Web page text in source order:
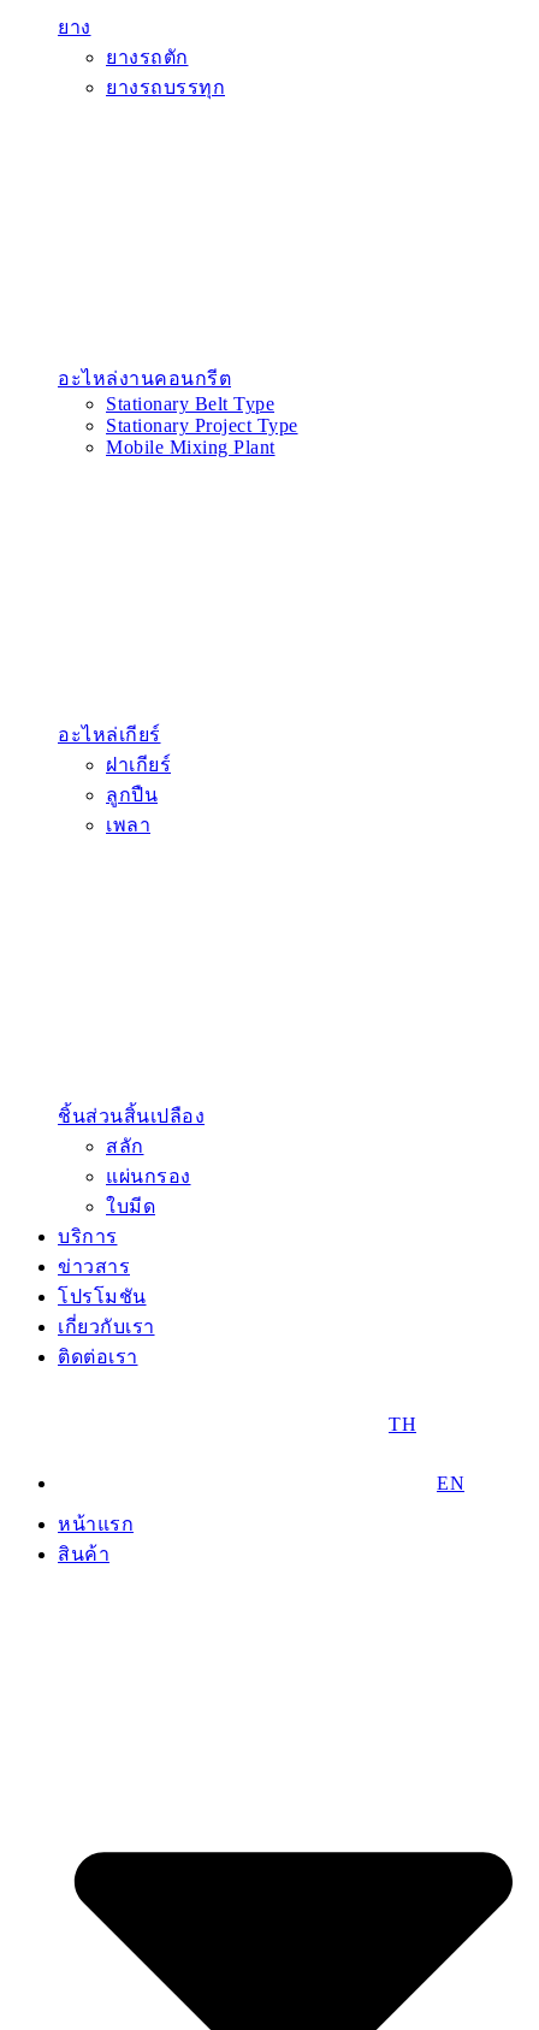
ยาง
ยางรถตัก
ยางรถบรรทุก
อะไหล่งานคอนกรีต
Stationary Belt Type
Stationary Project Type
Mobile Mixing Plant
อะไหล่เกียร์
ฝาเกียร์
ลูกปืน
เพลา
ชิ้นส่วนสิ้นเปลือง
สลัก
แผ่นกรอง
ใบมีด
บริการ
ข่าวสาร
โปรโมชัน
เกี่ยวกับเรา
ติดต่อเรา
TH
EN
หน้าแรก
สินค้า